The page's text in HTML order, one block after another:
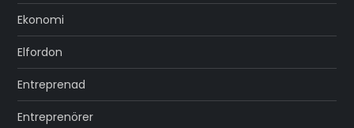
Ekonomi
Elfordon
Entreprenad
Entreprenörer